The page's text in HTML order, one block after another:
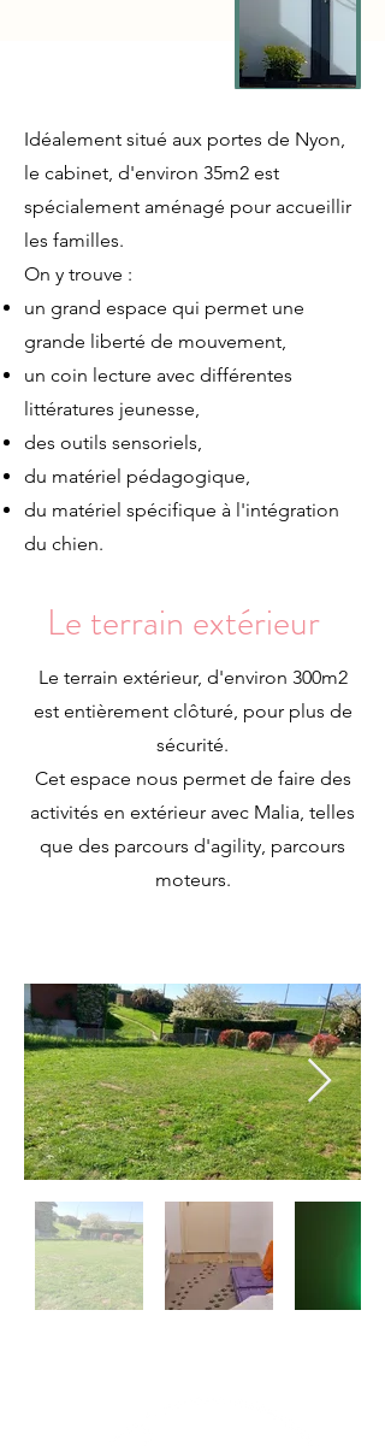
Idéalement situé aux portes de Nyon,
le cabinet, d'environ 35m2 est
spécialement aménagé pour accueillir
les familles.
On y trouve :
un grand espace qui permet une
grande liberté de mouvement,
un coin lecture avec différentes
littératures jeunesse,
des outils sensoriels,
du matériel pédagogique,
du matériel spécifique à l'intégration
du chien.
Le terrain extérieur
Le terrain extérieur, d'environ 300m2
est entièrement clôturé, pour plus de
sécurité.
Cet espace nous permet de faire des
activités en extérieur avec Malia, telles
que des parcours d'agility, parcours
moteurs.